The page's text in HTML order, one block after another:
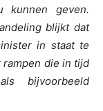
kunnen geven.
blijkt dat
in staat te
die in tijd
bijvoorbeeld